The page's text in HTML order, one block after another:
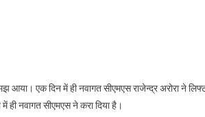
आया। एक दिन में ही नवागत सीएमएस राजेन्द्र अरोरा ने
ही नवागत सीएमएस ने करा दिया है।